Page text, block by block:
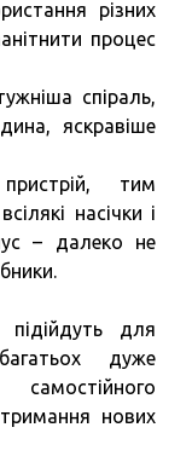
різних
процес
спіраль,
яскравіше
тим
насічки і
– далеко не
підійдуть для
дуже
нових